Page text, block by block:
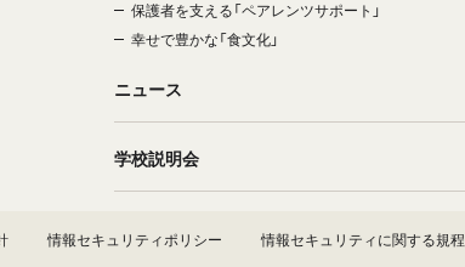
保護者を支える「ペアレンツサポート」
幸せで豊かな「食文化」
ニュース
学校説明会
情報セキュリティポリシー 情報セキュリティに関する規程